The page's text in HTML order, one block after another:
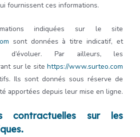
fournissent ces informations.
indiquées sur le site
sont données à titre indicatif, et
d’évoluer. Par ailleurs, les
sur le sitehttps://www.surteo.com
Ils sont donnés sous réserve de
apportées depuis leur mise en ligne.
contractuelles sur les